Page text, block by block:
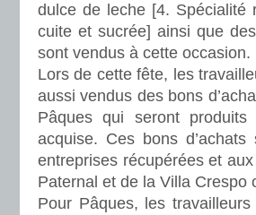
dulce de leche [4.
cuite et sucrée] ainsi que
sont vendus à cette occasion.
Lors de cette fête, les
aussi vendus des bons
Pâques qui seront
acquise. Ces bons
entreprises récupérées et
Paternal et de la Villa Crespo
Pour Pâques, les